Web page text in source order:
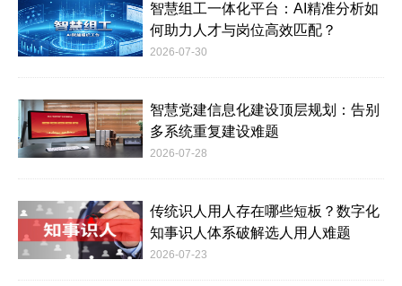
智慧组工一体化平台：AI精准分析如
何助力人才与岗位高效匹配？
2026-07-30
智慧党建信息化建设顶层规划：告别
多系统重复建设难题
2026-07-28
传统识人用人存在哪些短板？数字化
知事识人体系破解选人用人难题
2026-07-23